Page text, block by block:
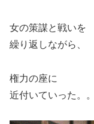
女の策謀と戦いを
繰り返しながら、
権力の座に
近付いていった。